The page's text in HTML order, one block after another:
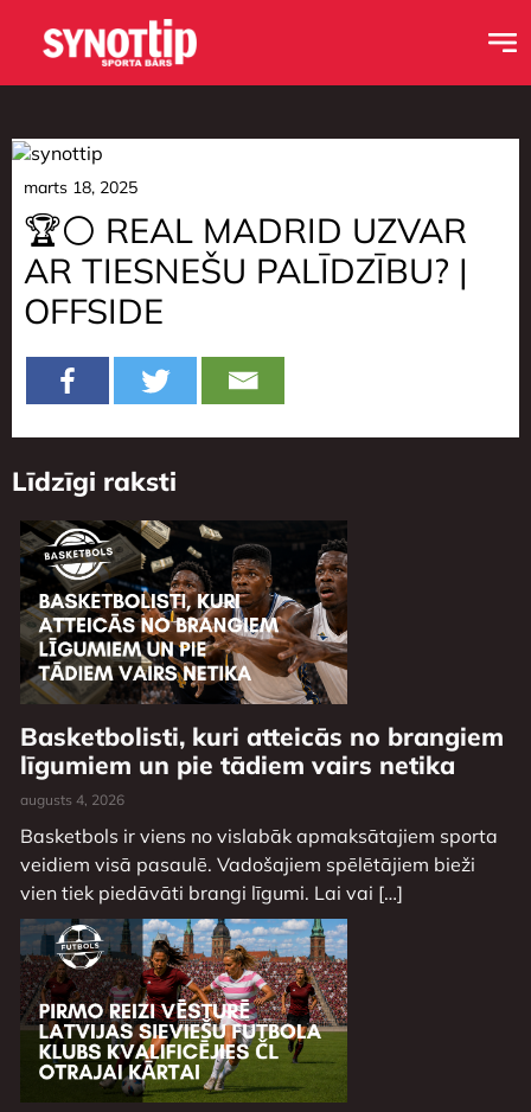
marts 18, 2025
🏆⚪️ REAL MADRID UZVAR
AR TIESNEŠU PALĪDZĪBU? |
OFFSIDE
Līdzīgi raksti
Basketbolisti, kuri atteicās no brangiem
līgumiem un pie tādiem vairs netika
augusts 4, 2026
Basketbols ir viens no vislabāk apmaksātajiem sporta
veidiem visā pasaulē. Vadošajiem spēlētājiem bieži
vien tiek piedāvāti brangi līgumi. Lai vai […]